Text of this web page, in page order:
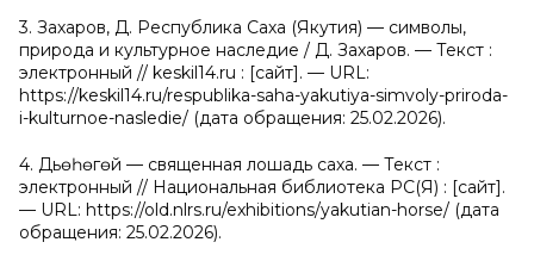
3. Захаров, Д. Республика Саха (Якутия) — символы,
природа и культурное наследие / Д. Захаров. — Текст :
электронный // keskil14.ru : [сайт]. — URL:
https://keskil14.ru/respublika-saha-yakutiya-simvoly-priroda-
i-kulturnoe-nasledie/ (дата обращения: 25.02.2026).
4. Дьөһөгөй — священная лошадь саха. — Текст :
электронный // Национальная библиотека РС(Я) : [сайт].
— URL: https://old.nlrs.ru/exhibitions/yakutian-horse/ (дата
обращения: 25.02.2026).